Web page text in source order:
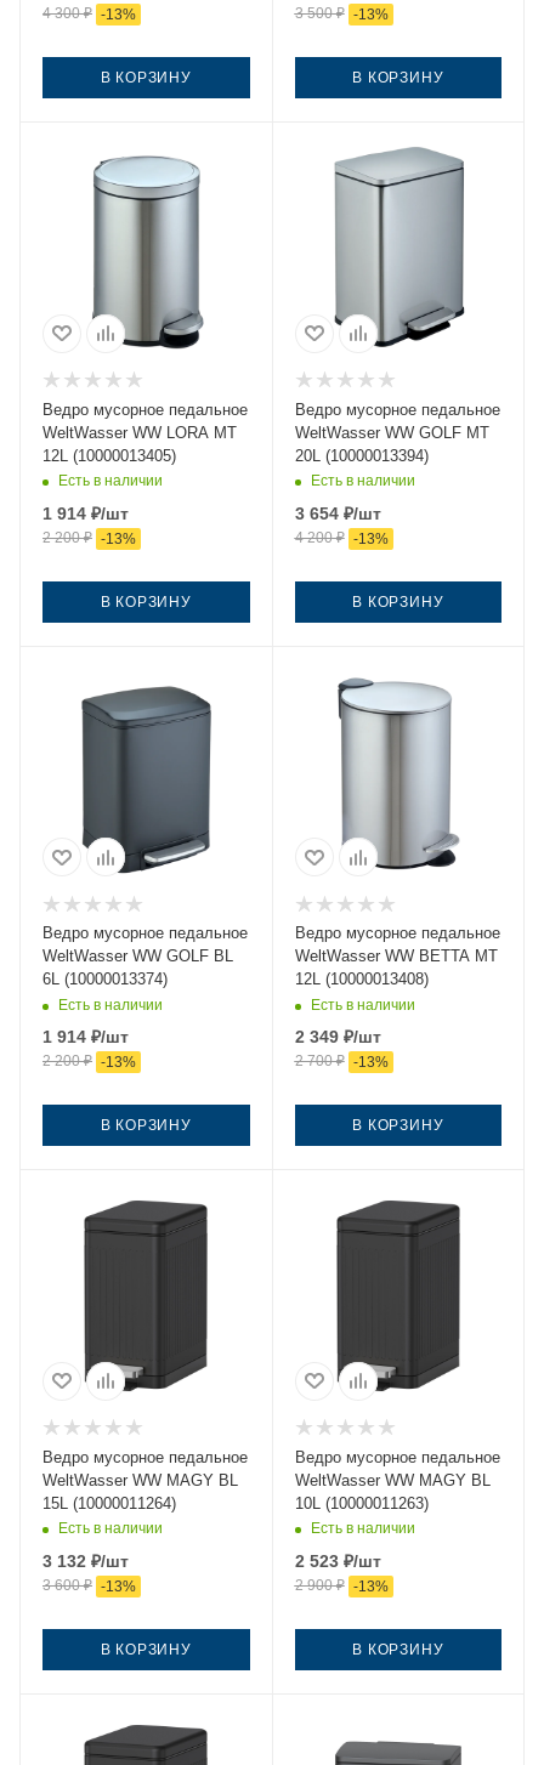
4 300₽ -13%
В КОРЗИНУ
3 500₽ -13%
В КОРЗИНУ
Ведро мусорное педальное
WeltWasser WW LORA MT
12L (10000013405)
Есть в наличии
1 914 ₽/шт
2 200₽ -13%
В КОРЗИНУ
Ведро мусорное педальное
WeltWasser WW GOLF MT
20L (10000013394)
Есть в наличии
3 654₽/шт
4 200₽ -13%
В КОРЗИНУ
Ведро мусорное педальное
WeltWasser WW GOLF BL
6L (10000013374)
Есть в наличии
1 914 ₽/шт
2 200₽ -13%
В КОРЗИНУ
Ведро мусорное педальное
WeltWasser WW BETTA MT
12L (10000013408)
Есть в наличии
2 349₽/шт
2 700₽ -13%
В КОРЗИНУ
Ведро мусорное педальное
WeltWasser WW MAGY BL
15L (10000011264)
Есть в наличии
3 132 ₽/шт
3 600₽ -13%
В КОРЗИНУ
Ведро мусорное педальное
WeltWasser WW MAGY BL
10L (10000011263)
Есть в наличии
2 523₽/шт
2 900₽ -13%
В КОРЗИНУ